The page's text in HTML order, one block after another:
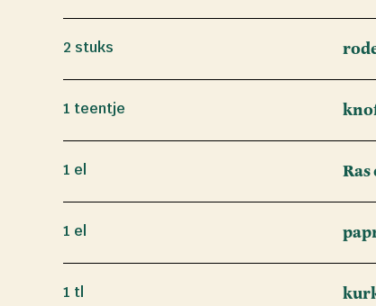
2 stuks
1 teentje
1 el
1 el
1 tl